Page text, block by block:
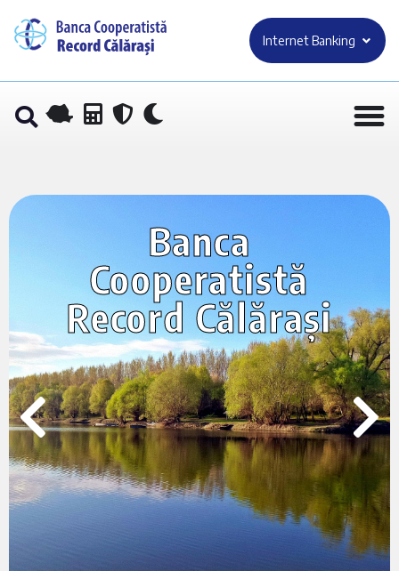
Internet Banking
Banca
Cooperatistă
Record Călărași